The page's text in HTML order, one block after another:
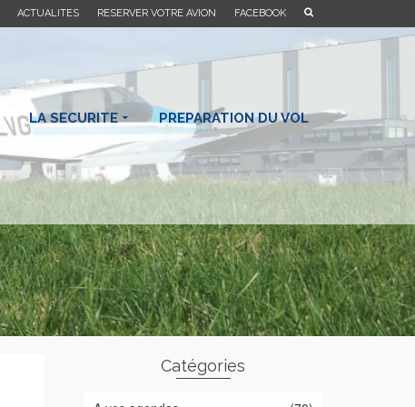
ACTUALITES RESERVER VOTRE AVION FACEBOOK
LA SECURITE PREPARATION DU VOL
Catégories